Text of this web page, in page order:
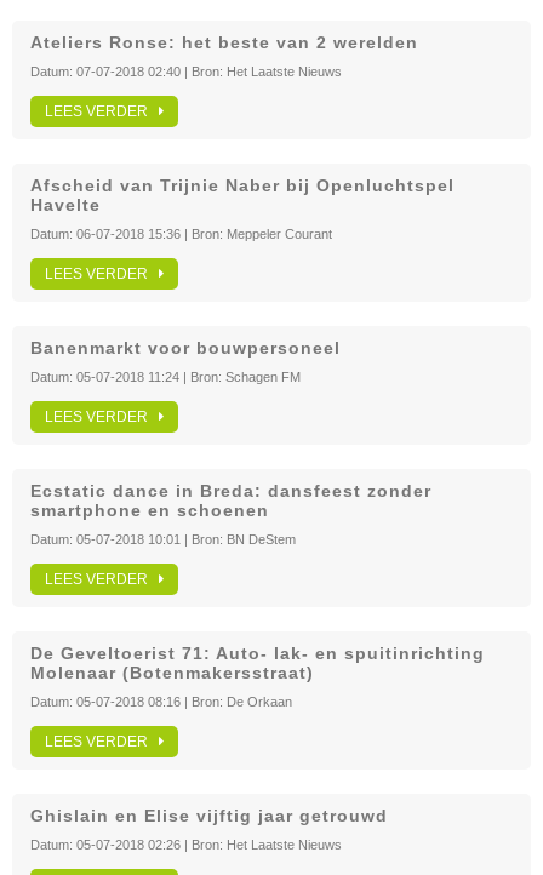
Ateliers Ronse: het beste van 2 werelden
Datum: 07-07-2018 02:40 | Bron: Het Laatste Nieuws
LEES VERDER
Afscheid van Trijnie Naber bij Openluchtspel
Havelte
Datum: 06-07-2018 15:36 | Bron: Meppeler Courant
LEES VERDER
Banenmarkt voor bouwpersoneel
Datum: 05-07-2018 11:24 | Bron: Schagen FM
LEES VERDER
Ecstatic dance in Breda: dansfeest zonder
smartphone en schoenen
Datum: 05-07-2018 10:01 | Bron: BN DeStem
LEES VERDER
De Geveltoerist 71: Auto- lak- en spuitinrichting
Molenaar (Botenmakersstraat)
Datum: 05-07-2018 08:16 | Bron: De Orkaan
LEES VERDER
Ghislain en Elise vijftig jaar getrouwd
Datum: 05-07-2018 02:26 | Bron: Het Laatste Nieuws